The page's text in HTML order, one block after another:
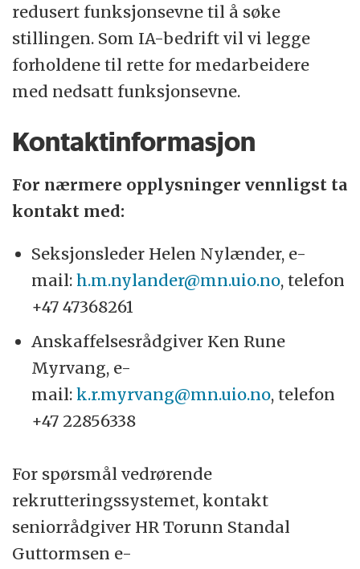
redusert funksjonsevne til å søke
stillingen. Som IA-bedrift vil vi legge
forholdene til rette for medarbeidere
med nedsatt funksjonsevne.
Kontaktinformasjon
For nærmere opplysninger vennligst ta
kontakt med:
Seksjonsleder Helen Nylænder, e-
mail:h.m.nylander@mn.uio.no, telefon
+47 47368261
Anskaffelsesrådgiver Ken Rune
Myrvang, e-
mail:k.r.myrvang@mn.uio.no, telefon
+47 22856338
For spørsmål vedrørende
rekrutteringssystemet, kontakt
seniorrådgiver HR Torunn Standal
Guttormsen e-